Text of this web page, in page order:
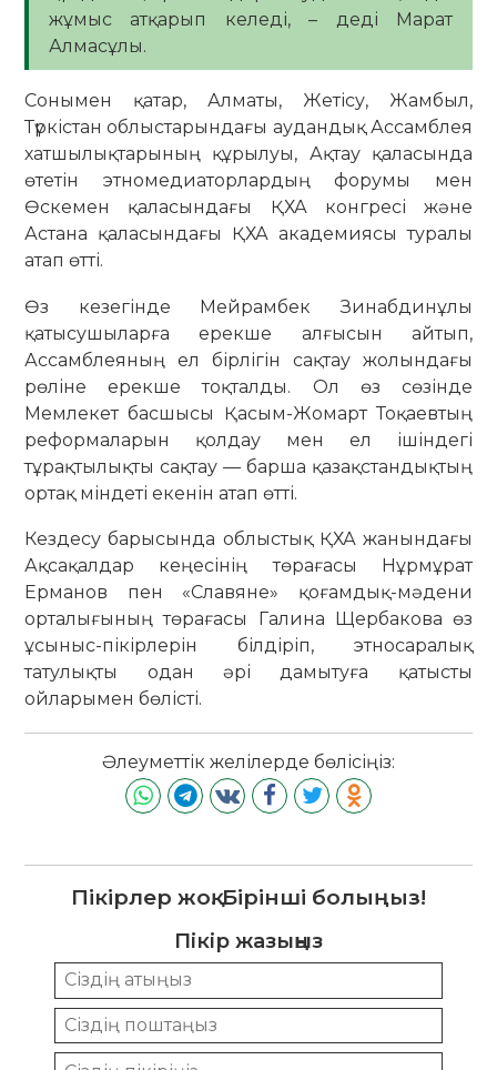
жұмыс атқарып келеді, – деді Марат
Алмасұлы.
Сонымен қатар, Алматы, Жетісу, Жамбыл,
Түркістан облыстарындағы аудандық Ассамблея
хатшылықтарының құрылуы, Ақтау қаласында
өтетін этномедиаторлардың форумы мен
Өскемен қаласындағы ҚХА конгресі және
Астана қаласындағы ҚХА академиясы туралы
атап өтті.
Өз кезегінде Мейрамбек Зинабдинұлы
қатысушыларға ерекше алғысын айтып,
Ассамблеяның ел бірлігін сақтау жолындағы
рөліне ерекше тоқталды. Ол өз сөзінде
Мемлекет басшысы Қасым-Жомарт Тоқаевтың
реформаларын қолдау мен ел ішіндегі
тұрақтылықты сақтау — барша қазақстандықтың
ортақ міндеті екенін атап өтті.
Кездесу барысында облыстық ҚХА жанындағы
Ақсақалдар кеңесінің төрағасы Нұрмұрат
Ерманов пен «Славяне» қоғамдық-мәдени
орталығының төрағасы Галина Щербакова өз
ұсыныс-пікірлерін білдіріп, этносаралық
татулықты одан әрі дамытуға қатысты
ойларымен бөлісті.
Әлеуметтік желілерде бөлісіңіз:
Пікірлер жоқ. Бірінші болыңыз!
Пікір жазыңыз